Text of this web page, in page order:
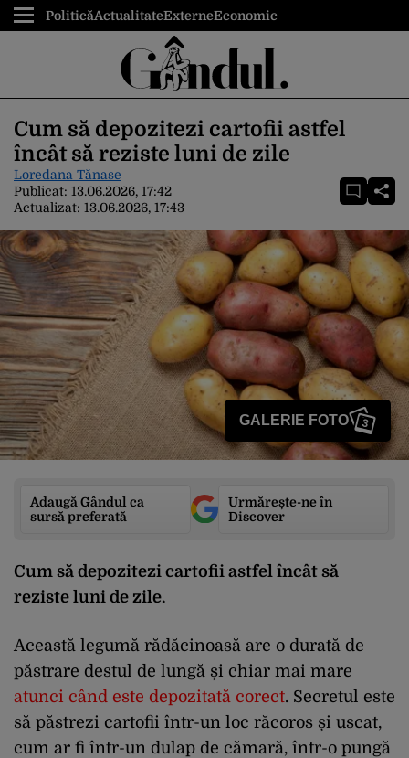
PoliticăActualitateExterneEconomic
Cum să depozitezi cartofii astfel
încât să reziste luni de zile
Loredana Tănase
Publicat: 13.06.2026, 17:42
Actualizat: 13.06.2026, 17:43
GALERIE FOTO 3
Adaugă Gândul ca
sursă preferată
Urmărește-ne în
Discover
Cum să depozitezi cartofii astfel încât să
reziste luni de zile.
Această legumă rădăcinoasă are o durată de
păstrare destul de lungă și chiar mai mare
atunci când este depozitată corect. Secretul este
să păstrezi cartofii într-un loc răcoros și uscat,
cum ar fi într-un dulap de cămară, într-o pungă